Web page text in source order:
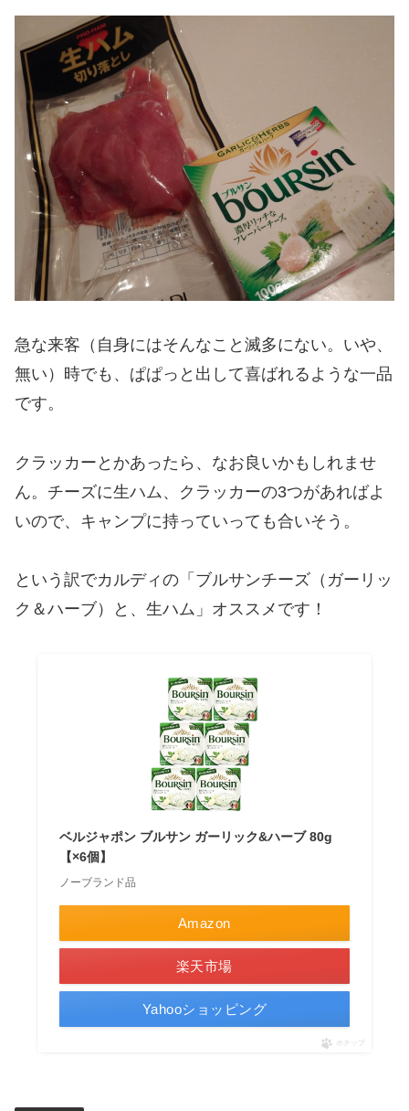
急な来客（自身にはそんなこと滅多にない。いや、
無い）時でも、ぱぱっと出して喜ばれるような一品
です。
クラッカーとかあったら、なお良いかもしれませ
ん。チーズに生ハム、クラッカーの3つがあればよ
いので、キャンプに持っていっても合いそう。
という訳でカルディの「ブルサンチーズ（ガーリッ
ク＆ハーブ）と、生ハム」オススメです！
ベルジャポン ブルサン ガーリック&ハーブ 80g
【×6個】
ノーブランド品
Amazon
楽天市場
Yahooショッピング
ポチップ